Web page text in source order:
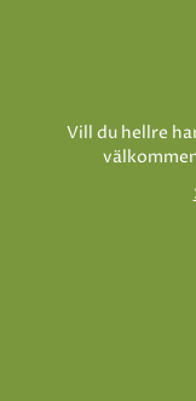
Vill du hellre